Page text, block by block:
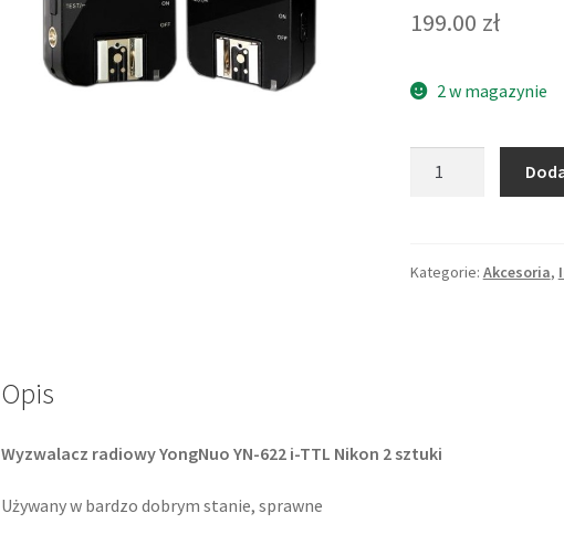
199.00 zł
2 w magazynie
YN-
Kategorie: Akcesoria,
Opis
Wyzwalacz radiowy YongNuo YN-622 i-TTL Nikon 2 sztuki
Używany w bardzo dobrym stanie, sprawne